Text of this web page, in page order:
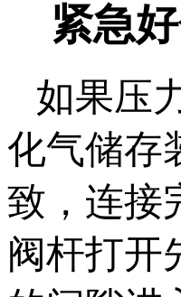
紧急
如果压
化气储存
致，连
阀杆打开